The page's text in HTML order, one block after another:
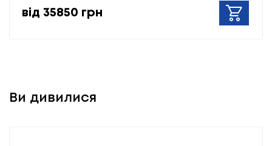
від 35850 грн
Ви дивилися